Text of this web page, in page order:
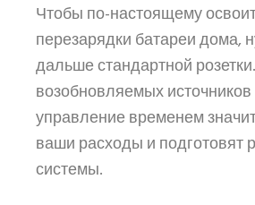
Чтобы по-настоящему
перезарядки батареи дома,
дальше стандартной
возобновляемых
управление временем
ваши расходы и подготовят
системы.